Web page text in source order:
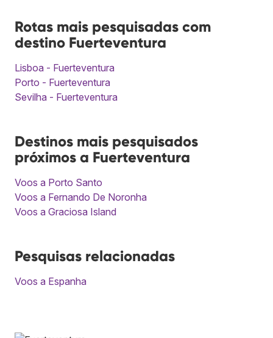
Rotas mais pesquisadas com
destino Fuerteventura
Lisboa - Fuerteventura
Porto - Fuerteventura
Sevilha - Fuerteventura
Destinos mais pesquisados
próximos a Fuerteventura
Voos a Porto Santo
Voos a Fernando De Noronha
Voos a Graciosa Island
Pesquisas relacionadas
Voos a Espanha